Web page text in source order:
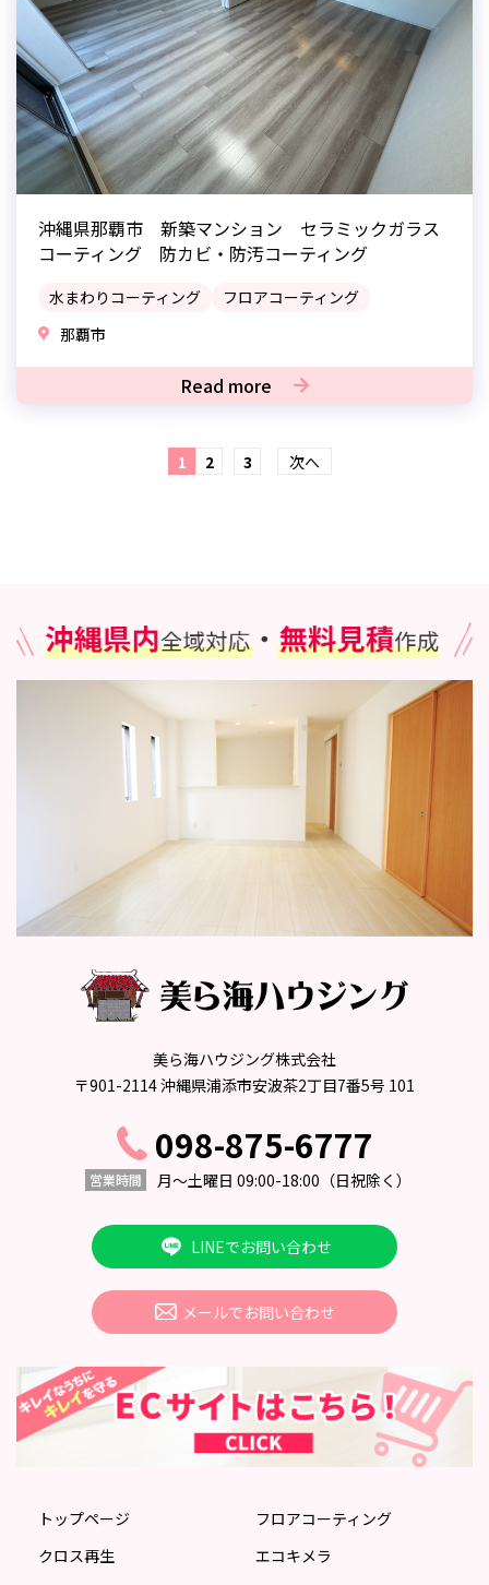
沖縄県那覇市 新築マンション セラミックガラス
コーティング 防カビ・防汚コーティング
水まわりコーティング
フロアコーティング
那覇市
Read more
1 2 3 次へ
美ら海ハウジング株式会社
〒901-2114 沖縄県浦添市安波茶2丁目7番5号 101
098-875-6777
営業時間 月〜土曜日 09:00-18:00 （日祝除く）
LINEでお問い合わせ
メールでお問い合わせ
トップページ
フロアコーティング
クロス再生
エコキメラ